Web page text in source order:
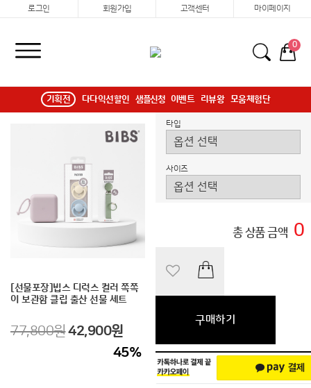
로그인 회원가입 고객센터 마이페이지
0
기획전 다다익선할인 샘플신청 이벤트 리뷰왕 모움체험단
[선물포장]빕스 디럭스 컬러 쪽쪽
이 보관함 클립 출산 선물 세트
77,800원42,900원
45%
타입
사이즈
총 상품 금액 0
구매하기